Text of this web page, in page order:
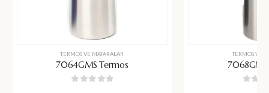
TERMOS VE MATARALAR
7064GMS Termos
TERMOS VE